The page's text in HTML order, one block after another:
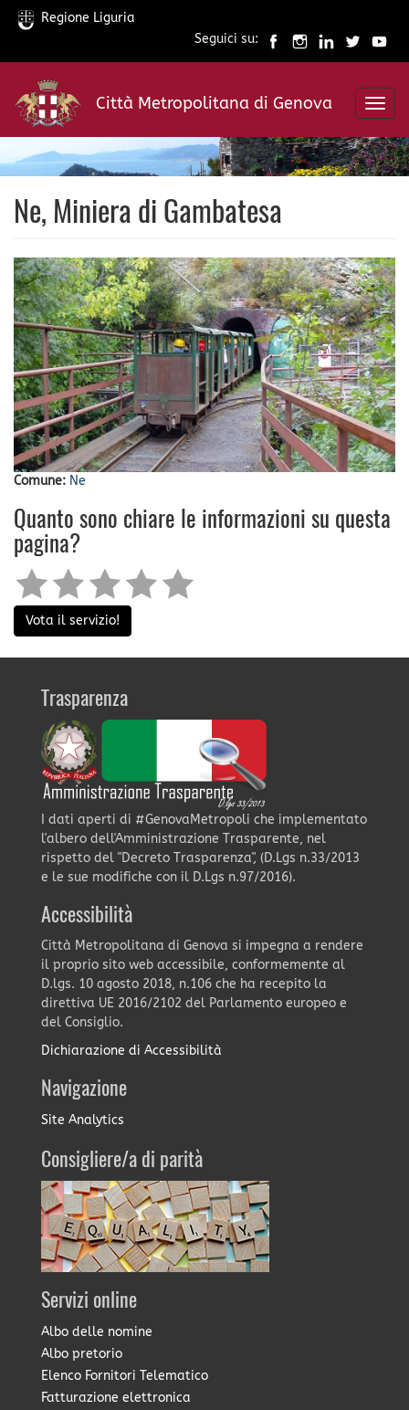
Salta
contenuto
principale
Regione Liguria
Seguici su:
Città Metropolitana di Genova
Ne, Miniera di Gambatesa
Comune: Ne
Quanto sono chiare le informazioni su questa
pagina?
Vota il servizio!
Trasparenza
I dati aperti di #GenovaMetropoli che implementato
l'albero dell'Amministrazione Trasparente, nel
rispetto del "Decreto Trasparenza", (D.Lgs n.33/2013
e le sue modifiche con il D.Lgs n.97/2016).
Accessibilità
Città Metropolitana di Genova si impegna a rendere
il proprio sito web accessibile, conformemente al
D.lgs. 10 agosto 2018, n.106 che ha recepito la
direttiva UE 2016/2102 del Parlamento europeo e
del Consiglio.
Dichiarazione di Accessibilità
Navigazione
Site Analytics
Consigliere/a di parità
Servizi online
Albo delle nomine
Albo pretorio
Elenco Fornitori Telematico
Fatturazione elettronica